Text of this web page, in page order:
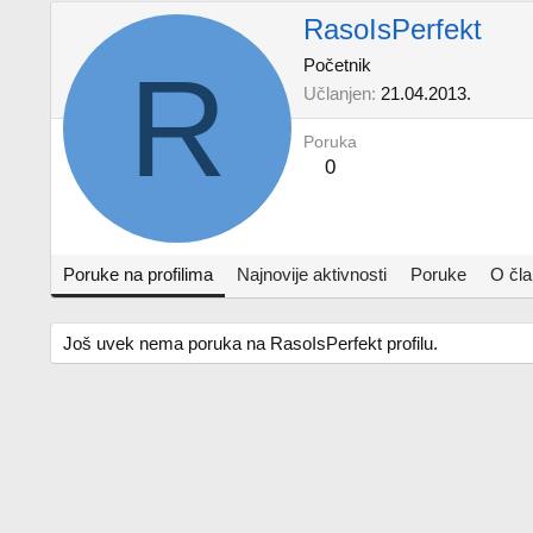
R
RasoIsPerfekt
Početnik
Učlanjen 21.04.2013.
Poruka
0
Poruke na profilima Najnovije aktivnosti Poruke O
Još uvek nema poruka na RasoIsPerfekt profilu.